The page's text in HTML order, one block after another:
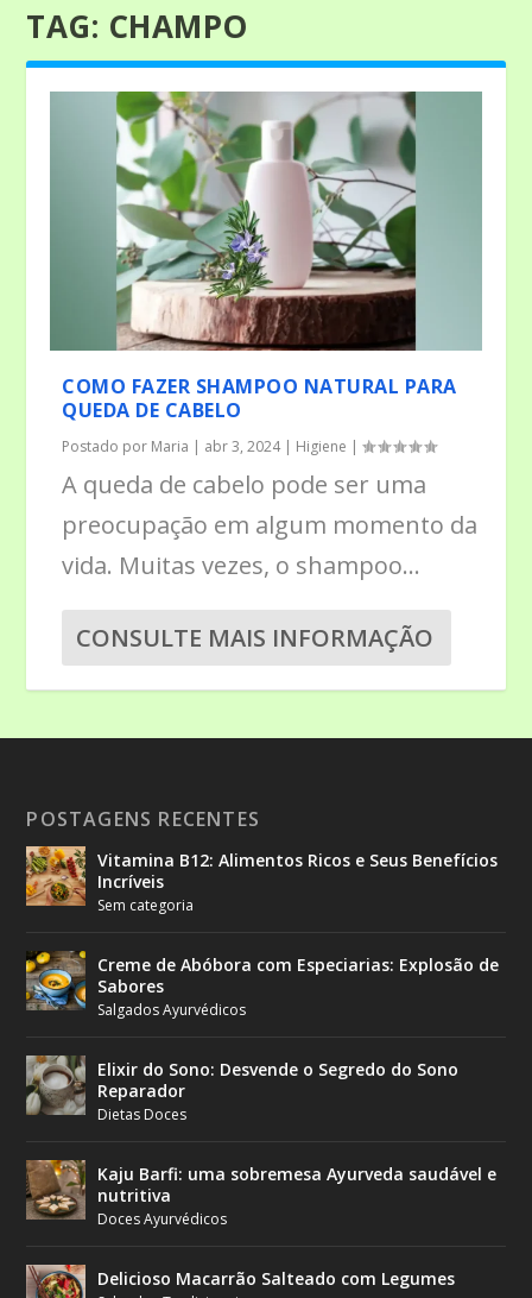
TAG: CHAMPO
COMO FAZER SHAMPOO NATURAL PARA
QUEDA DE CABELO
Postado por Maria | abr 3, 2024| Higiene |
A queda de cabelo pode ser uma
preocupação em algum momento da
vida. Muitas vezes, o shampoo...
CONSULTE MAIS INFORMAÇÃO
POSTAGENS RECENTES
Vitamina B12: Alimentos Ricos e Seus Benefícios
Incríveis
Sem categoria
Creme de Abóbora com Especiarias: Explosão de
Sabores
Salgados Ayurvédicos
Elixir do Sono: Desvende o Segredo do Sono
Reparador
Dietas Doces
Kaju Barfi: uma sobremesa Ayurveda saudável e
nutritiva
Doces Ayurvédicos
Delicioso Macarrão Salteado com Legumes